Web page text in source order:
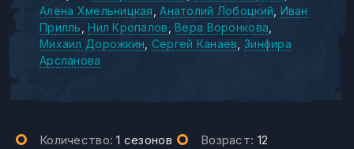
Алёна Хмельницкая
Анатолий Лобоцкий Иван
Прилль
Нил Кропалов Вера Воронкова
Михаил Дорожкин Сергей Канаев Зинфира
Арсланова
Количество:1 сезонов
Возраст: 12